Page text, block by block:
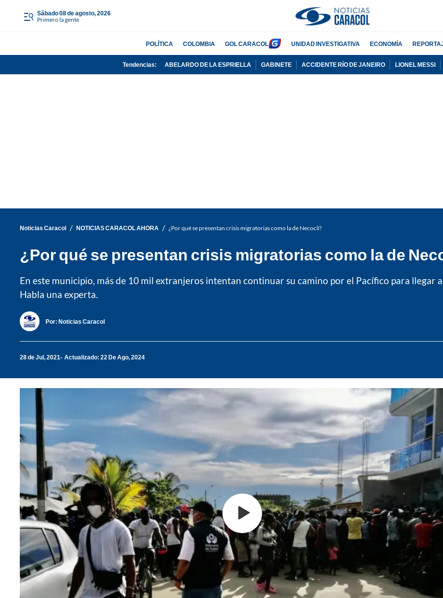
sábado 08 de agosto, 2026
Primero la gente
POLÍTICA COLOMBIA GOL CARACOL UNIDAD INVESTIGATIVA ECONOMÍA
Tendencias: ABELARDO DE LA ESPRIELLA GABINETE ACCIDENTE RÍO DE JANEIRO LIONEL MESSI
Noticias Caracol / NOTICIAS CARACOL AHORA / ¿Por qué se presentan crisis migratorias como la de Necoclí?
¿Por qué se presentan crisis migratorias como la de
En este municipio, más de 10 mil extranjeros intentan continuar su camino por el Pacífico para llegar
Habla una experta.
Por: Noticias Caracol
28 de Jul, 2021 Actualizado: 22 De Ago, 2024